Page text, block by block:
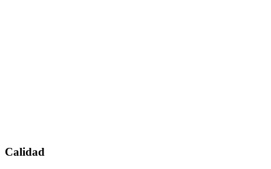
Calidad